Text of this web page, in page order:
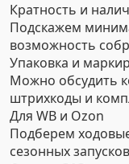
Кратность и
Подскажем
возможность
Упаковка и
Можно обсудить
штрихкоды и
Для WB и Ozon
Подберем
сезонных